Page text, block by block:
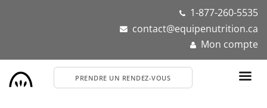
1-877-260-5535
contact@equipenutrition.ca
Mon compte
PRENDRE UN RENDEZ-VOUS